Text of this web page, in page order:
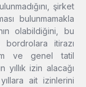
şirket
bulunmamakla
olabildiğini, bu
bordrolara itirazı
ve genel tatil
yıllık izin alacağı
ait izinlerini